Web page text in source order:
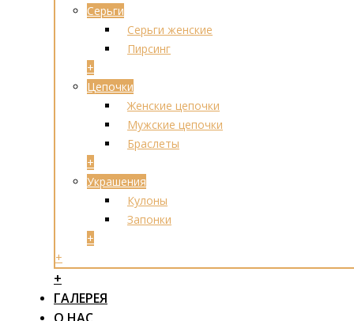
Серьги
Серьги женские
Пирсинг
+
Цепочки
Женские цепочки
Мужские цепочки
Браслеты
+
Украшения
Кулоны
Запонки
+
+
+
ГАЛЕРЕЯ